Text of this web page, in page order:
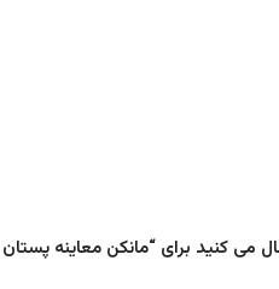
می کنید برای “مانکن معاینه پستان